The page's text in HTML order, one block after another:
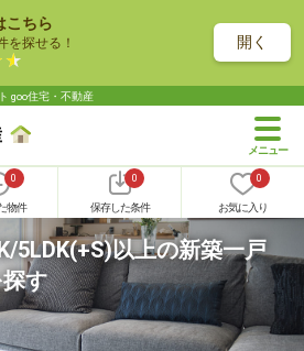
こちら
を探せる！ 開く
goo住宅・不動産
0
物件
0
保存した条件
0
お気に入り
5LDK(+S)以上の新築一戸
す